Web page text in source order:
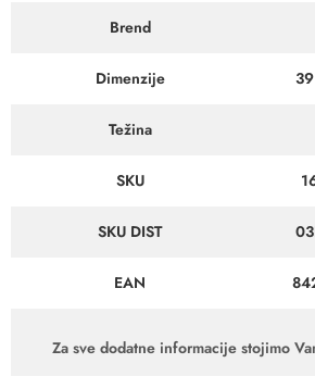
Brend
Dimenzije
Težina
SKU
SKU DIST
EAN
Za sve dodatne informacije stojimo